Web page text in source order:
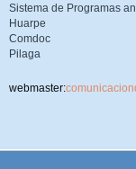
Sistema de Programas
Huarpe
Comdoc
Pilaga
webmaster: